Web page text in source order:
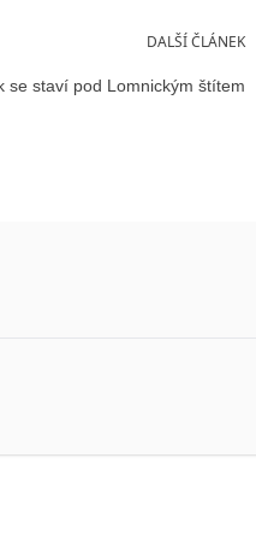
DALŠÍ ČLÁNEK
se staví pod Lomnickým štítem